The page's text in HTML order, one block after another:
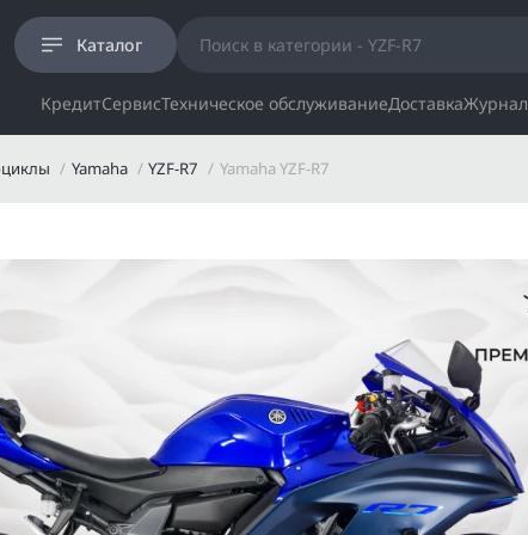
Каталог
КредитСервисТехническое обслуживаниеДоставкаЖурнал
Yamaha YZF-R7 Yamaha YZF-R7